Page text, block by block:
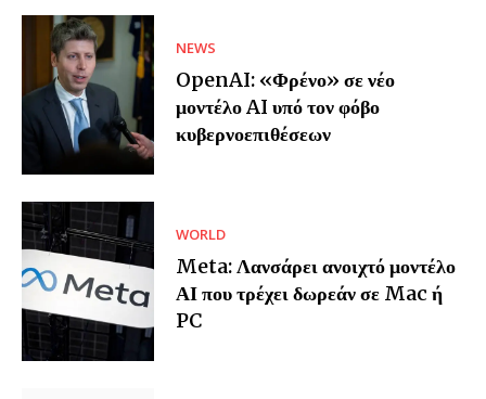
NEWS
OpenAI: «Φρένο» σε νέο
μοντέλο AI υπό τον φόβο
κυβερνοεπιθέσεων
WORLD
Meta: Λανσάρει ανοιχτό μοντέλο
ΑΙ που τρέχει δωρεάν σε Mac ή
PC